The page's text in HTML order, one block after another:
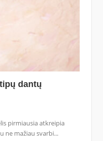
dantų
pirmiausia atkreipia
ne mažiau svarbi...